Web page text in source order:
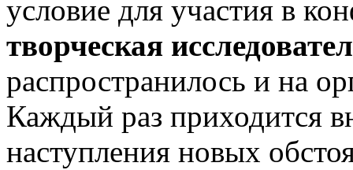
условие для участия в
творческая
распространилось и на
Каждый раз приходится
наступления новых